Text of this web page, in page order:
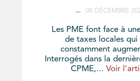
08 DÉCEMBRE
Les PME font face à
de taxes locales qui
constamment
Interrogés dans la
CPME,... Voir